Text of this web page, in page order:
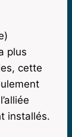
plus
cette
installés.